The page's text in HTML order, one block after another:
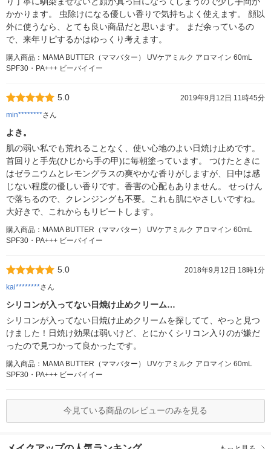
かかります。 虫除けになる優しい香りで気持ちよく使えます。 顔以
外に使うなら、とても良い商品だと思います。 まだ余っているの
で、来年リピするかはゆっくり考えます。
購入商品：MAMA BUTTER（ママバター） UVケアミルク アロマイン 60mL
SPF30・PA+++ ビーバイイー
5.0
2019年9月12日 11時45分
min********さん
よき。
肌の弱い私でも荒れることなく、使い心地のよい日焼け止めです。
首回りと手先(ひじから手の甲)に毎朝塗っています。 つけたときに
はゼラニウムとレモングラスの爽やかな香りがしますが、日中は感
じない程度の優しい香りです。香害の心配もありません。 せっけん
で落ちるので、クレンジングも不要。これも肌にやさしいですね。
大好きで、これからもリピートします。
購入商品：MAMA BUTTER（ママバター） UVケアミルク アロマイン 60mL
SPF30・PA+++ ビーバイイー
5.0
2018年9月12日 18時1分
kai********さん
シリコンが入ってない日焼け止めクリーム…
シリコンが入ってない日焼け止めクリームを探してて、やっと見つ
けました！日焼け効果は弱いけど、とにかくシリコン入りのが嫌だ
ったので見つかって良かったです。
購入商品：MAMA BUTTER（ママバター） UVケアミルク アロマイン 60mL
SPF30・PA+++ ビーバイイー
今見ている商品のレビューのみを見る